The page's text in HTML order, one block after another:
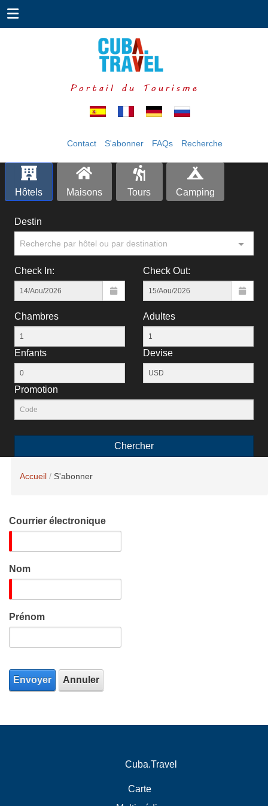
Portail du Tourisme
Contact S'abonner FAQs Recherche
Hôtels Maisons Tours Camping
Destin
Recherche par hôtel ou par destination
Check In: Check Out:
Chambres Adultes
Enfants Devise
Рromotion
Chercher
Accueil S'abonner
Courrier électronique
Nom
Prénom
Envoyer Annuler
Cuba.Travel
Carte